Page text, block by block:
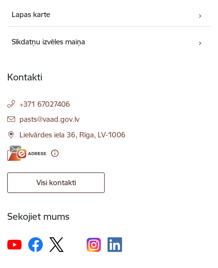
Lapas karte
Sīkdatņu izvēles maiņa
Kontakti
+371 67027406
E-pasts:
pasts@vaad.gov.lv
Lielvārdes iela 36, Rīga, LV-1006
Visi kontakti
Sekojiet mums